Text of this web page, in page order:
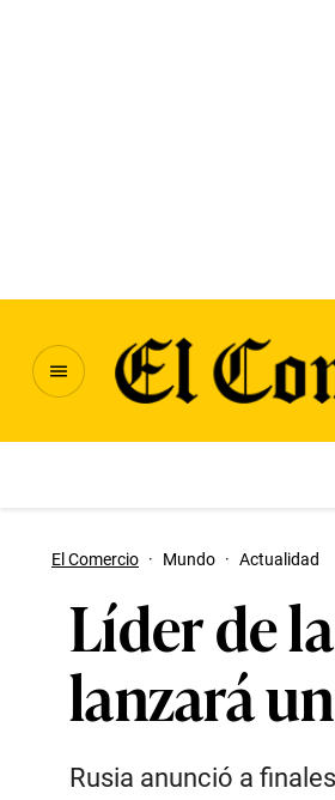
El Comercio · Mundo · Actualidad
Líder de
lanzará
Rusia anunció a